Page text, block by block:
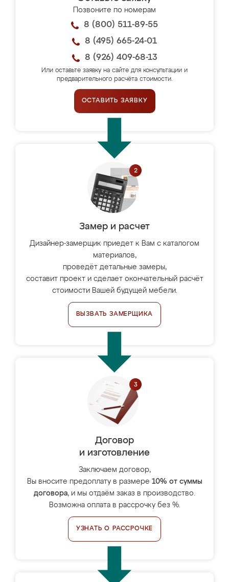
Позвоните по номерам
8 (800) 511-89-55
8 (495) 665-24-01
8 (926) 409-68-13
Или оставьте заявку на сайте для консультации и
предварительного расчёта стоимости.
ОСТАВИТЬ ЗАЯВКУ
Замер и расчет
Дизайнер-замерщик приедет к Вам с каталогом
материалов,
проведёт детальные замеры,
составит проект и сделает окончательный расчёт
стоимости Вашей будущей мебели.
ВЫЗВАТЬ ЗАМЕРЩИКА
Договор
и изготовление
Заключаем договор,
Вы вносите предоплату в размере 10% от суммы
договора, и мы отдаём заказ в производство.
Возможна оплата в рассрочку без %.
УЗНАТЬ О РАССРОЧКЕ